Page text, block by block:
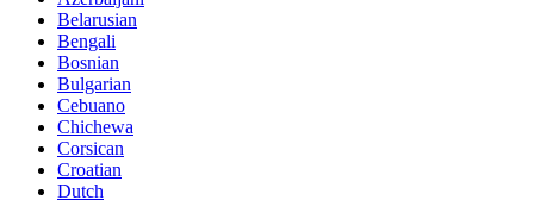
Belarusian
Bengali
Bosnian
Bulgarian
Cebuano
Chichewa
Corsican
Croatian
Dutch